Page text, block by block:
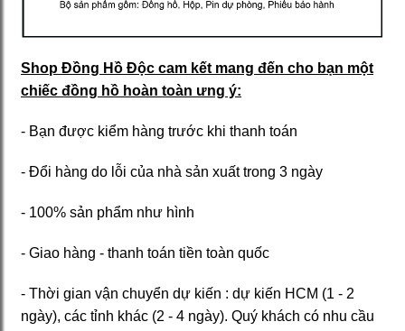
Shop Đồng Hồ Độc cam kết mang đến cho bạn một
chiếc đồng hồ hoàn toàn ưng ý:
- Bạn được kiểm hàng trước khi thanh toán
- Đổi hàng do lỗi của nhà sản xuất trong 3 ngày
- 100% sản phẩm như hình
- Giao hàng - thanh toán tiền toàn quốc
- Thời gian vận chuyển dự kiến : dự kiến HCM (1 - 2
ngày), các tỉnh khác (2 - 4 ngày). Quý khách có nhu cầu